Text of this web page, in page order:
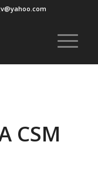
CSM